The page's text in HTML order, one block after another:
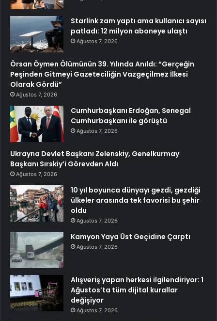
Starlink zam yaptı ama kullanıcı sayısı
patladı: 12 milyon aboneye ulaştı
Ağustos 7, 2026
Örsan Öymen Ölümünün 39. Yılında Anıldı: “Gerçeğin
Peşinden Gitmeyi Gazeteciliğin Vazgeçilmez İlkesi
Olarak Gördü”
Ağustos 7, 2026
Cumhurbaşkanı Erdoğan, Senegal
Cumhurbaşkanı ile görüştü
Ağustos 7, 2026
Ukrayna Devlet Başkanı Zelenskiy, Genelkurmay
Başkanı Sırskiy’i Görevden Aldı
Ağustos 7, 2026
10 yıl boyunca dünyayı gezdi, gezdiği
ülkeler arasında tek favorisi bu şehir
oldu
Ağustos 7, 2026
Kamyon Yaya Üst Geçidine Çarptı
Ağustos 7, 2026
Alışveriş yapan herkesi ilgilendiriyor: 1
Ağustos’ta tüm dijital kurallar
değişiyor
Ağustos 7, 2026